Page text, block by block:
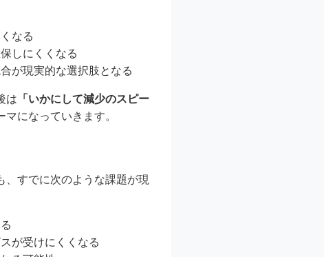
なる
しにくくなる
が現実的な選択肢となる
は 「いかにして減少のスピー
マになっていきます。
、すでに次のような課題が現
が受けにくくなる